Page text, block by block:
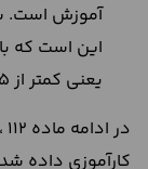
آموزش است.
یعنی کمتر از 15 سال و بیشتر از 18 سال نباشند.
کارآموزی داده